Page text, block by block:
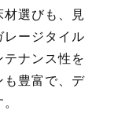
材選びも、見
レージタイル
ナンス性を
も豊富で、デ